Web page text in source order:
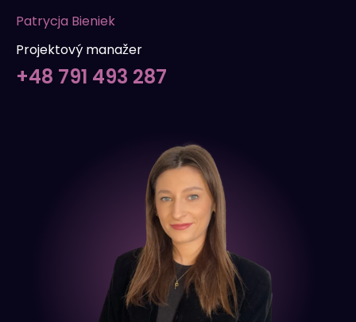
Patrycja Bieniek
Projektový manažer
+48 791 493 287